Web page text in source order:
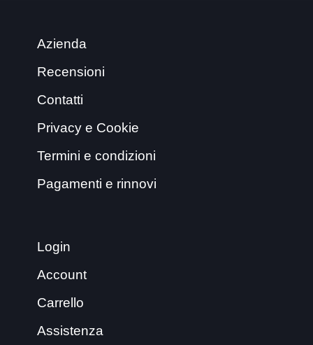
Azienda
Recensioni
Contatti
Privacy e Cookie
Termini e condizioni
Pagamenti e rinnovi
Login
Account
Carrello
Assistenza